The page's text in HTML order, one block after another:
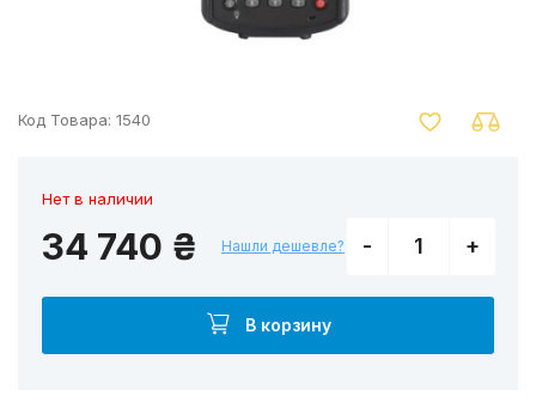
Код Товара: 1540
Нет в наличии
34 740 ₴ Нашли дешевле? - +
В корзину